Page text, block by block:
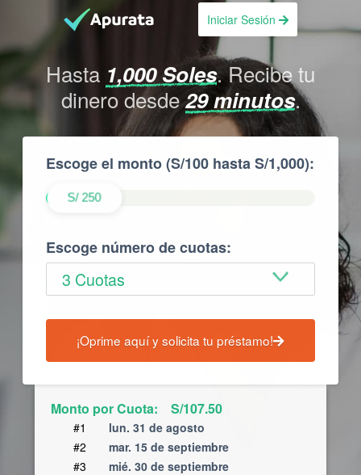
Iniciar Sesión
Hasta 1,000 Soles. Recibe tu
dinero desde29 minutos.
Escoge el monto (S/100 hasta S/1,000):
250
Escoge número de cuotas:
¡Oprime aquí y solicita tu préstamo!
Monto por Cuota: S/107.50
#1
lun. 31 de agosto
#2
mar. 15 de septiembre
#3
mié. 30 de septiembre